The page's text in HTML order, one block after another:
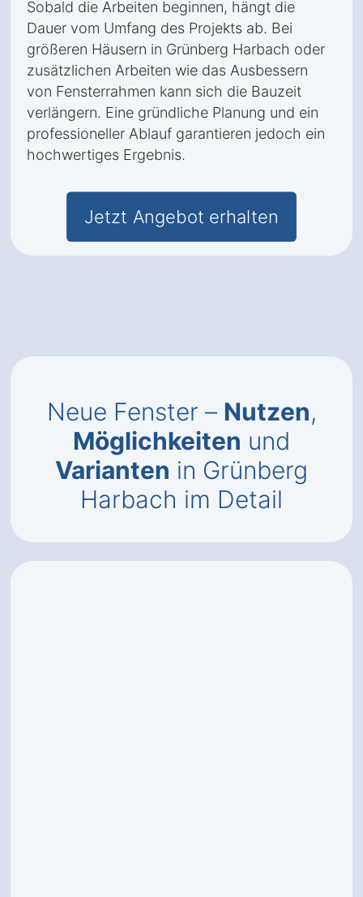
Sobald die Arbeiten beginnen, hängt die
Dauer vom Umfang des Projekts ab. Bei
größeren Häusern in Grünberg Harbach oder
zusätzlichen Arbeiten wie das Ausbessern
von Fensterrahmen kann sich die Bauzeit
verlängern. Eine gründliche Planung und ein
professioneller Ablauf garantieren jedoch ein
hochwertiges Ergebnis.
Jetzt Angebot erhalten
Neue Fenster – Nutzen,
Möglichkeiten und
Varianten in Grünberg
Harbach im Detail